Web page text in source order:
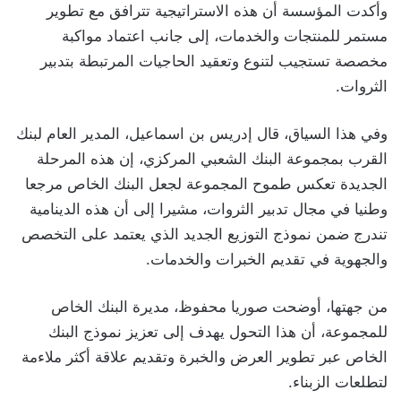
وأكدت المؤسسة أن هذه الاستراتيجية تترافق مع تطوير
مستمر للمنتجات والخدمات، إلى جانب اعتماد مواكبة
مخصصة تستجيب لتنوع وتعقيد الحاجيات المرتبطة بتدبير
الثروات.
وفي هذا السياق، قال إدريس بن اسماعيل، المدير العام لبنك
القرب بمجموعة البنك الشعبي المركزي، إن هذه المرحلة
الجديدة تعكس طموح المجموعة لجعل البنك الخاص مرجعا
وطنيا في مجال تدبير الثروات، مشيرا إلى أن هذه الدينامية
تندرج ضمن نموذج التوزيع الجديد الذي يعتمد على التخصص
والجهوية في تقديم الخبرات والخدمات.
من جهتها، أوضحت صوريا محفوظ، مديرة البنك الخاص
للمجموعة، أن هذا التحول يهدف إلى تعزيز نموذج البنك
الخاص عبر تطوير العرض والخبرة وتقديم علاقة أكثر ملاءمة
لتطلعات الزبناء.